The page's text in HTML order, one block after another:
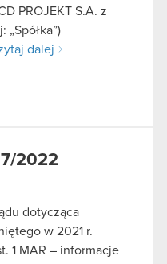
PROJEKT S.A. z
„Spółka”)
dalej
2022
dotycząca
w 2021 r.
1 MAR – informacje